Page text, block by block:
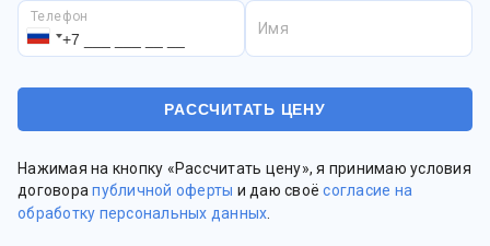
Телефон
Имя
Нажимая на кнопку «Рассчитать цену», я принимаю условия
договорапубличной оферты и даю своёсогласие на
обработку персональных данных